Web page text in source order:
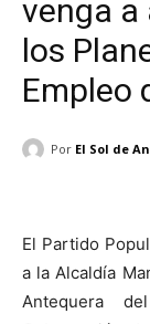
venga a
los
Empleo
Por El Sol de
El Partido
a la Alcaldía
Antequera